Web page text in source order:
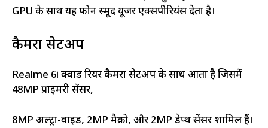
GPU के साथ यह फोन स्मूद यूजर एक्सपीरियंस देता है।
कैमरा सेटअप
Realme 6i क्वाड रियर कैमरा सेटअप के साथ आता है जिसमें
48MP प्राइमरी सेंसर,
8MP अल्ट्रा-वाइड, 2MP मैक्रो, और 2MP डेप्थ सेंसर शामिल हैं।